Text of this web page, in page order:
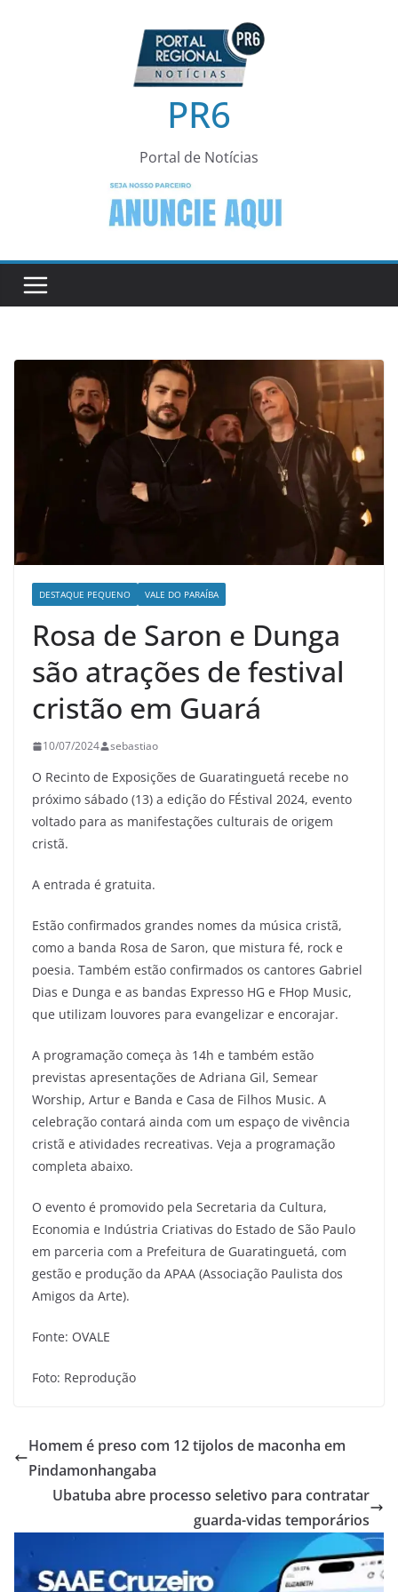
PR6
Portal de Notícias
DESTAQUE PEQUENO VALE DO PARAÍBA
Rosa de Saron e Dunga
são atrações de festival
cristão em Guará
10/07/2024 sebastiao
O Recinto de Exposições de Guaratinguetá recebe no
próximo sábado (13) a edição do FÉstival 2024, evento
voltado para as manifestações culturais de origem
cristã.
A entrada é gratuita.
Estão confirmados grandes nomes da música cristã,
como a banda Rosa de Saron, que mistura fé, rock e
poesia. Também estão confirmados os cantores Gabriel
Dias e Dunga e as bandas Expresso HG e FHop Music,
que utilizam louvores para evangelizar e encorajar.
A programação começa às 14h e também estão
previstas apresentações de Adriana Gil, Semear
Worship, Artur e Banda e Casa de Filhos Music. A
celebração contará ainda com um espaço de vivência
cristã e atividades recreativas. Veja a programação
completa abaixo.
O evento é promovido pela Secretaria da Cultura,
Economia e Indústria Criativas do Estado de São Paulo
em parceria com a Prefeitura de Guaratinguetá, com
gestão e produção da APAA (Associação Paulista dos
Amigos da Arte).
Fonte: OVALE
Foto: Reprodução
Homem é preso com 12 tijolos de maconha em
Pindamonhangaba
Ubatuba abre processo seletivo para contratar
guarda-vidas temporários